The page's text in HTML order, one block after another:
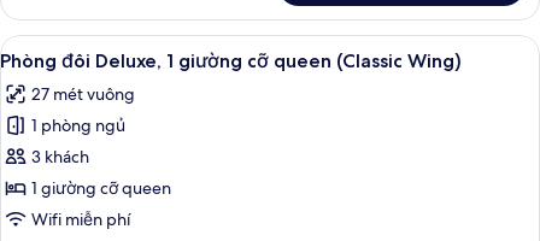
Phòng
Grand,
quang
thành
phố
Xem
tất
cả
ảnh
Phòng
đôi
Deluxe,
Phòng đôi Deluxe, 1 giường cỡ
6
Phòng đôi Deluxe, 1 giường cỡ queen (Classic Wing)
27 mét vuông
1 phòng ngủ
3 khách
1 giường cỡ queen
Wifi miễn phí